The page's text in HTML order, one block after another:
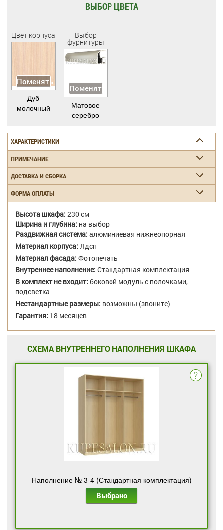
ВЫБОР ЦВЕТА
Цвет корпуса
Поменять
Дуб
молочный
Выбор
фурнитуры
Поменять
Матовое
серебро
ХАРАКТЕРИСТИКИ
ПРИМЕЧАНИЕ
ДОСТАВКА И СБОРКА
ФОРМА ОПЛАТЫ
Высота шкафа: 230 см
Ширина и глубина: на выбор
Раздвижная система: алюминиевая нижнеопорная
Материал корпуса: Лдсп
Материал фасада: Фотопечать
Внутреннее наполнение: Стандартная комплектация
В комплект не входит: боковой модуль с полочками,
подсветка
Нестандартные размеры: возможны (звоните)
Гарантия: 18 месяцев
СХЕМА ВНУТРЕННЕГО НАПОЛНЕНИЯ ШКАФА
Наполнение № 3-4 (Стандартная комплектация)
Выбрано